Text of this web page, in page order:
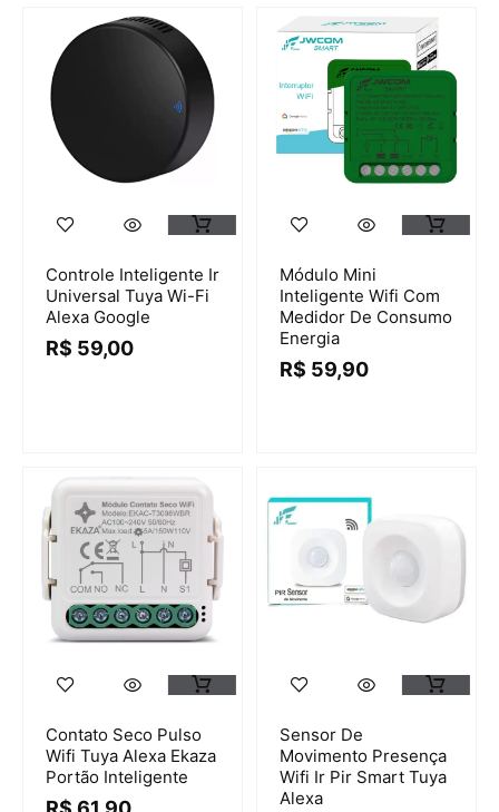
Controle Inteligente Ir
Universal Tuya Wi-Fi
Alexa Google
R$ 59,00
Módulo Mini
Inteligente Wifi Com
Medidor De Consumo
Energia
R$ 59,90
Contato Seco Pulso
Wifi Tuya Alexa Ekaza
Portão Inteligente
Sensor De
Movimento Presença
Wifi Ir Pir Smart Tuya
Alexa